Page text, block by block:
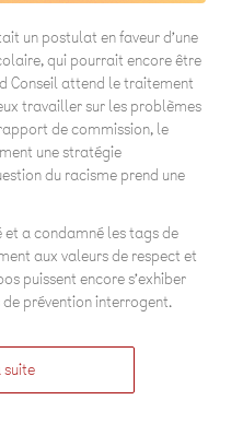
un postulat en faveur d’une
qui pourrait encore être
Conseil attend le traitement
travailler sur les problèmes
de commission, le
une stratégie
du racisme prend une
et a condamné les tags de
aux valeurs de respect et
puissent encore s’exhiber
prévention interrogent.
suite